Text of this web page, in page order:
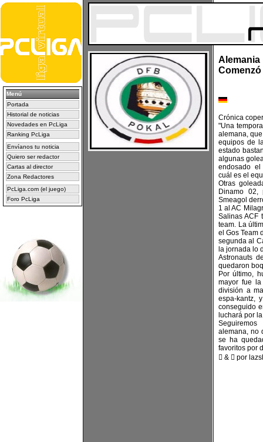
Menú
Portada
Historial de noticias
Novedades en PcLiga
Ranking PcLiga
Envíanos tu noticia
Quiero ser redactor
Cartas al director
Zona Redactores
PcLiga.com (el juego)
Foro PcLiga
Alemania
Crónica
"Una
alemana,
equipos de
estado
algunas
endosado el
cuál es el
Otras
Dinamo
Smeagol
1 al AC
Salinas ACF
team. La
el Gos Team
segunda al
la jornada lo
Astronauts
quedaron
Por último,
mayor fue la
división a
espa-kantz,
conseguido
luchará por
alemana, no
se ha
favoritos por
 &  por